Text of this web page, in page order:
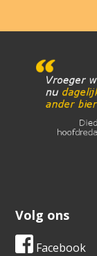
Volg ons
Facebook